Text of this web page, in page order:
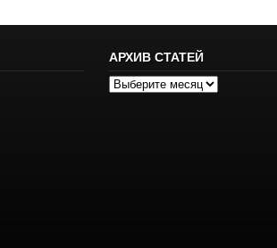
АРХИВ СТАТЕЙ
Архив